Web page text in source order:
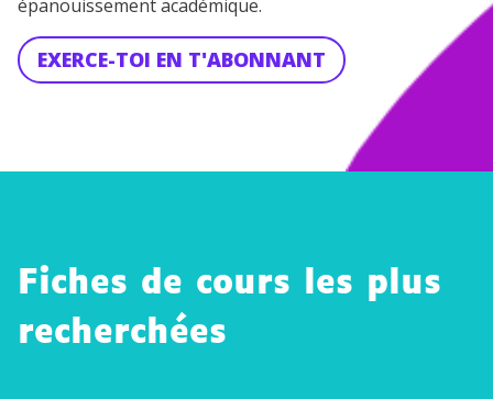
épanouissement académique.
EXERCE-TOI EN T'ABONNANT
Fiches de cours les plus
recherchées